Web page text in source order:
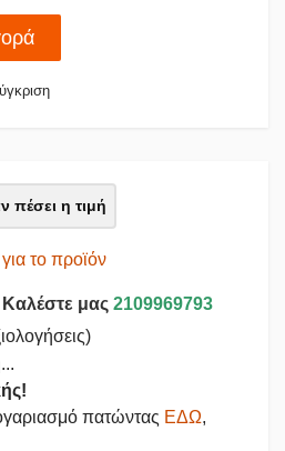
πέσει η τιμή
το προϊόν
Καλέστε μας 2109969793
πατώντας ΕΔΩ,